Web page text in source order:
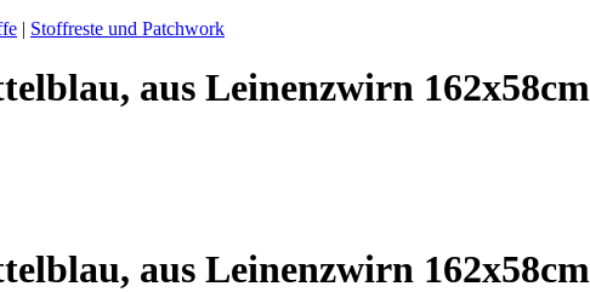
| Stoffreste und Patchwork
aus Leinenzwirn 162x58cm
aus Leinenzwirn 162x58cm